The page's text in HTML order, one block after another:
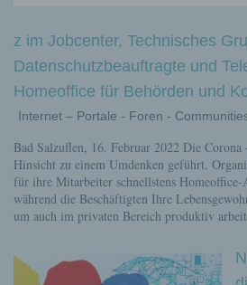
z im Jobcenter, Technisches
Datenschutzbeauftragte und
Homeoffice für Behörden und
Internet – Portale - Foren -
Bad Salzuflen, 16. Februar 2022 Die
Hinsicht zu einem Umdenken geführt.
für ihre Mitarbeiter schnellstens
während die Beschäftigten Ihre
um auch im privaten Bereich produktiv